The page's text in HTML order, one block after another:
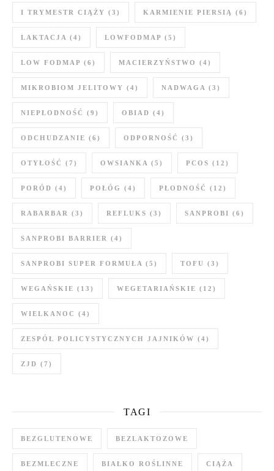
I TRYMESTR CIĄŻY (3) KARMIENIE PIERSIĄ (6)
LAKTACJA (4) LOWFODMAP (5)
LOW FODMAP (6) MACIERZYŃSTWO (4)
MIKROBIOM JELITOWY (4) NADWAGA (3)
NIEPŁODNOŚĆ (9) OBIAD (4)
ODCHUDZANIE (6) ODPORNOŚĆ (3)
OTYŁOŚĆ (7) OWSIANKA (5) PCOS (12)
PORÓD (4) POŁÓG (4) PŁODNOŚĆ (12)
RABARBAR (3) REFLUKS (3) SANPROBI (6)
SANPROBI BARRIER (4)
SANPROBI SUPER FORMUŁA (5) TOFU (3)
WEGAŃSKIE (13) WEGETARIAŃSKIE (12)
WIELKANOC (4)
ZESPÓŁ POLICYSTYCZNYCH JAJNIKÓW (4)
ZJD (7)
TAGI
BEZGLUTENOWE BEZLAKTOZOWE
BEZMLECZNE BIAŁKO ROŚLINNE CIĄŻA